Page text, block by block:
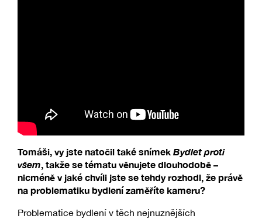
Tomáši, vy jste natočil také snímek Bydlet proti
všem , takže se tématu věnujete dlouhodobě –
nicméně v jaké chvíli jste se tehdy rozhodl, že právě
na problematiku bydlení zaměříte kameru?
Problematice bydlení v těch nejnuznějších